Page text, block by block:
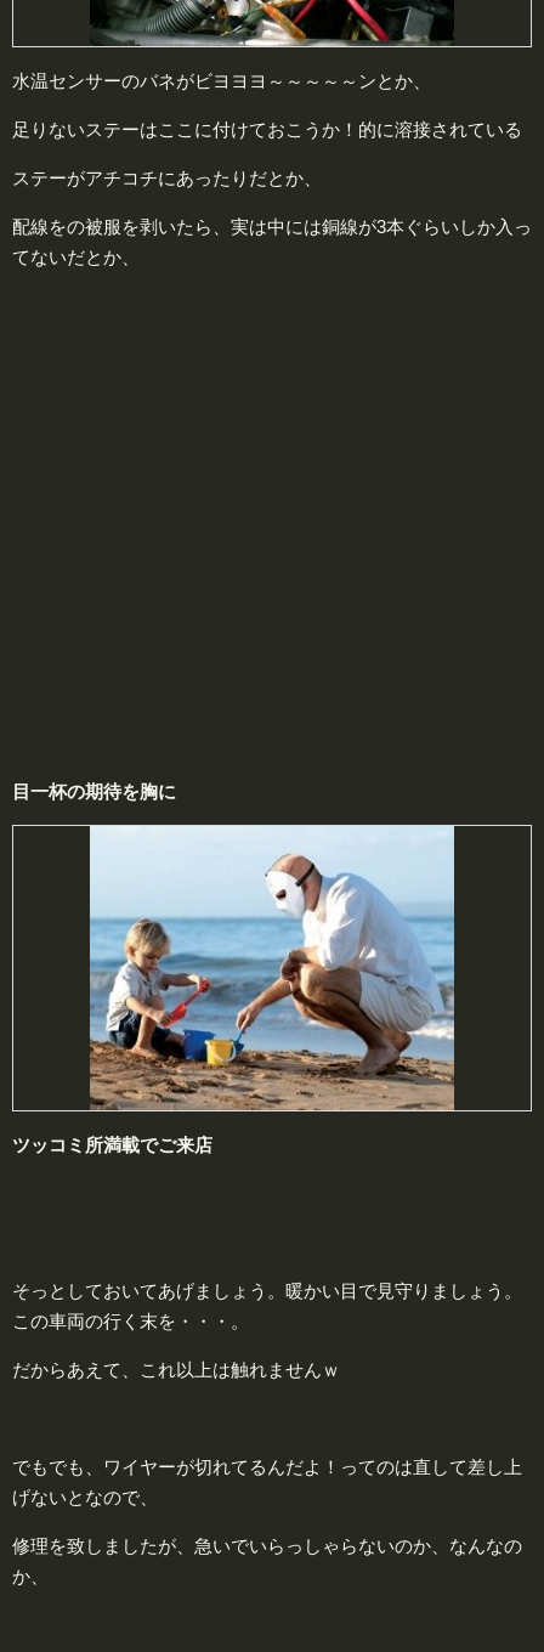
水温センサーのバネがビヨヨヨ～～～～～ンとか、
足りないステーはここに付けておこうか！的に溶接されている
ステーがアチコチにあったりだとか、
配線をの被服を剥いたら、実は中には銅線が3本ぐらいしか入っ
てないだとか、
目一杯の期待を胸に
ツッコミ所満載でご来店
そっとしておいてあげましょう。暖かい目で見守りましょう。
この車両の行く末を・・・。
だからあえて、これ以上は触れませんｗ
でもでも、ワイヤーが切れてるんだよ！ってのは直して差し上
げないとなので、
修理を致しましたが、急いでいらっしゃらないのか、なんなの
か、